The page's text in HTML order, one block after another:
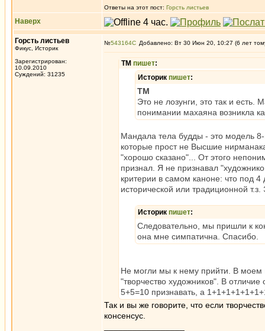
Ответы на этот пост: Горсть листьев
Наверх
Горсть листьев
Фикус, Историк
Зарегистрирован:
10.09.2010
Суждений: 31235
№543164 Добавлено: Вт 30 Июн 20, 10:27 (6 лет
ТМ пишет:
Историк пишет:
ТМ
Это не лозунги, это так и
понимании махаяна возникла
Мандала тела будды - это модель
которые прост не Высшие
"хорошо сказано"... От этого
признал. Я не признавал
критерии в самом каноне: что под
исторической или традиционной
Историк пишет:
Следовательно, мы пришли к
она мне симпатична. Спасибо.
Не могли мы к нему прийти. В моем
"творчество художников". В
5+5=10 признавать, а
Так и вы же говорите, что если
консенсус.